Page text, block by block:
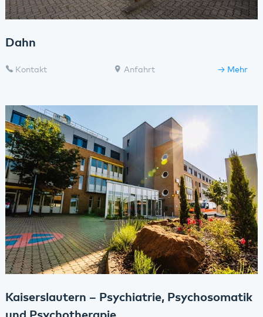
Dahn
Kontakt Anfahrt Mehr
Kaiserslautern – Psychiatrie, Psychosomatik